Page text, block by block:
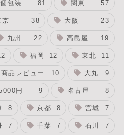
個包装 81 関東 57
京 38 大阪 23
九州 22 高島屋 19
福岡 12 東北 11
商品レビュー 10 大丸 9
円 9 名古屋 8
8 京都 8 宮城 7
7 千葉 7 石川 7